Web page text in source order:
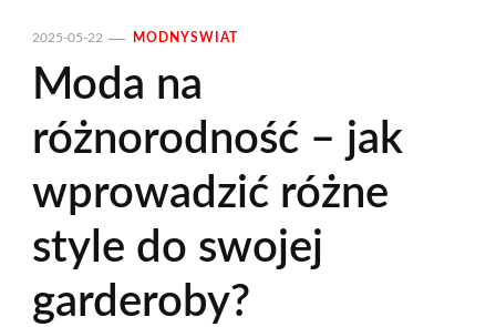
2025-05-22 MODNYSWIAT
Moda na
różnorodność – jak
wprowadzić różne
style do swojej
garderoby?